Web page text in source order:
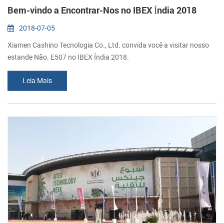
Bem-vindo a Encontrar-Nos no IBEX Índia 2018
2018-07-05
Xiamen Cashino Tecnologia Co., Ltd. convida você a visitar nosso
estande Não. E507 no IBEX Índia 2018.
Leia Mais